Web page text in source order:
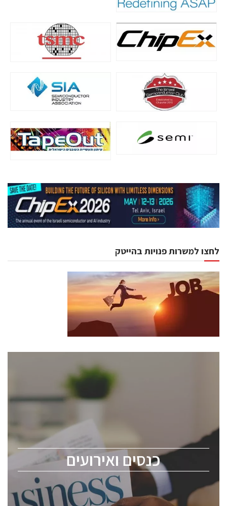
לחצו למשרות פנויות בהייטק
כנסים ואירועים
כנסים ואירועים
לכל העוסקים בתעשיית הסמיקונדקטור כולל מהנדסים,
ChipEx2026 will be held on May 12-13, 2026. The
conference is intended for everyone involved in the
semiconductor industry, including engineers,